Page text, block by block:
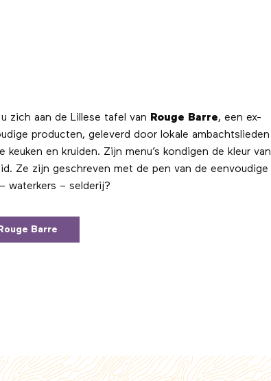
zich aan de Lillese tafel van Rouge Barre, een ex-
producten, geleverd door lokale ambachtslieden
en kruiden. Zijn menu’s kondigen de kleur van
Ze zijn geschreven met de pen van de eenvoudige
waterkers – selderij?
Barre